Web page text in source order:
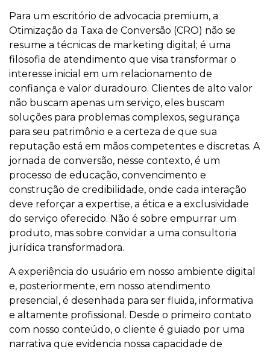
Para um escritório de advocacia premium, a
Otimização da Taxa de Conversão (CRO) não se
resume a técnicas de marketing digital; é uma
filosofia de atendimento que visa transformar o
interesse inicial em um relacionamento de
confiança e valor duradouro. Clientes de alto valor
não buscam apenas um serviço, eles buscam
soluções para problemas complexos, segurança
para seu patrimônio e a certeza de que sua
reputação está em mãos competentes e discretas. A
jornada de conversão, nesse contexto, é um
processo de educação, convencimento e
construção de credibilidade, onde cada interação
deve reforçar a expertise, a ética e a exclusividade
do serviço oferecido. Não é sobre empurrar um
produto, mas sobre convidar a uma consultoria
jurídica transformadora.
A experiência do usuário em nosso ambiente digital
e, posteriormente, em nosso atendimento
presencial, é desenhada para ser fluida, informativa
e altamente profissional. Desde o primeiro contato
com nosso conteúdo, o cliente é guiado por uma
narrativa que evidencia nossa capacidade de